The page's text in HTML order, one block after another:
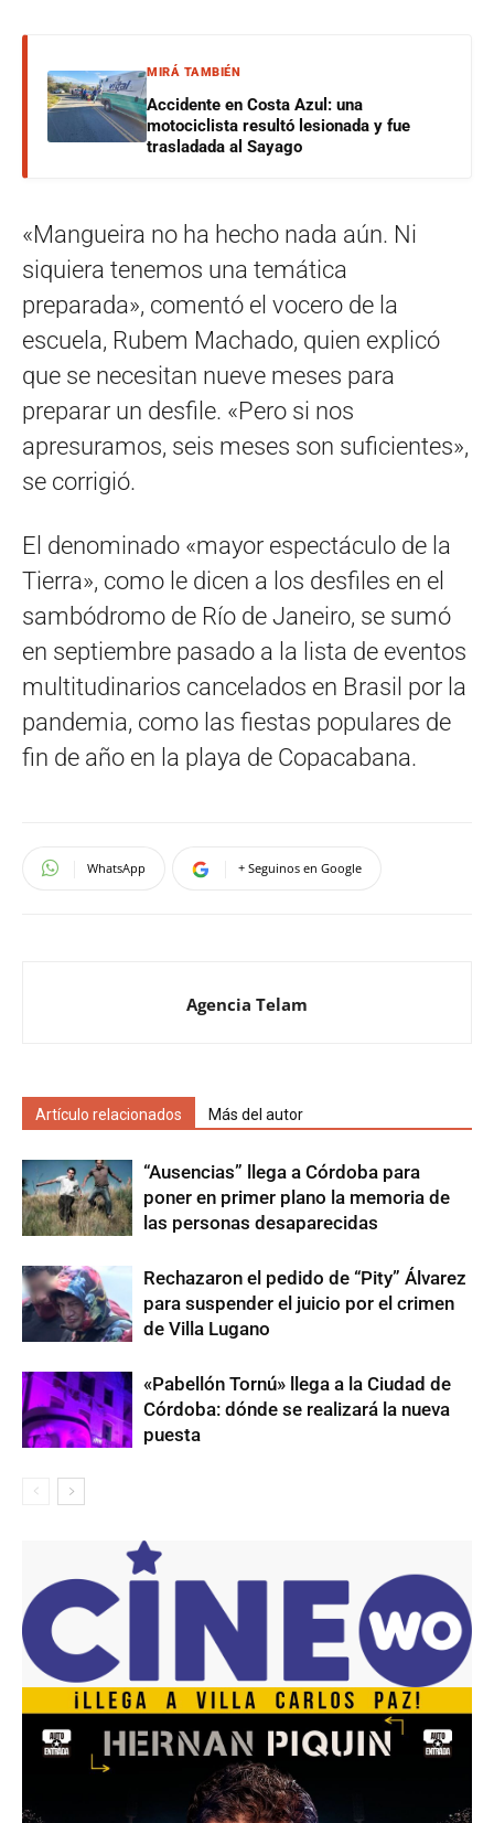
MIRÁ TAMBIÉN
Accidente en Costa Azul: una
motociclista resultó lesionada y fue
trasladada al Sayago
«Mangueira no ha hecho nada aún. Ni
siquiera tenemos una temática
preparada», comentó el vocero de la
escuela, Rubem Machado, quien explicó
que se necesitan nueve meses para
preparar un desfile. «Pero si nos
apresuramos, seis meses son suficientes»,
se corrigió.
El denominado «mayor espectáculo de la
Tierra», como le dicen a los desfiles en el
sambódromo de Río de Janeiro, se sumó
en septiembre pasado a la lista de eventos
multitudinarios cancelados en Brasil por la
pandemia, como las fiestas populares de
fin de año en la playa de Copacabana.
WhatsApp + Seguinos en Google
Agencia Telam
Artículo relacionados Más del autor
“Ausencias” llega a Córdoba para
poner en primer plano la memoria de
las personas desaparecidas
Rechazaron el pedido de “Pity” Álvarez
para suspender el juicio por el crimen
de Villa Lugano
«Pabellón Tornú» llega a la Ciudad de
Córdoba: dónde se realizará la nueva
puesta